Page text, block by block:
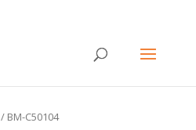
/ BM-C50104